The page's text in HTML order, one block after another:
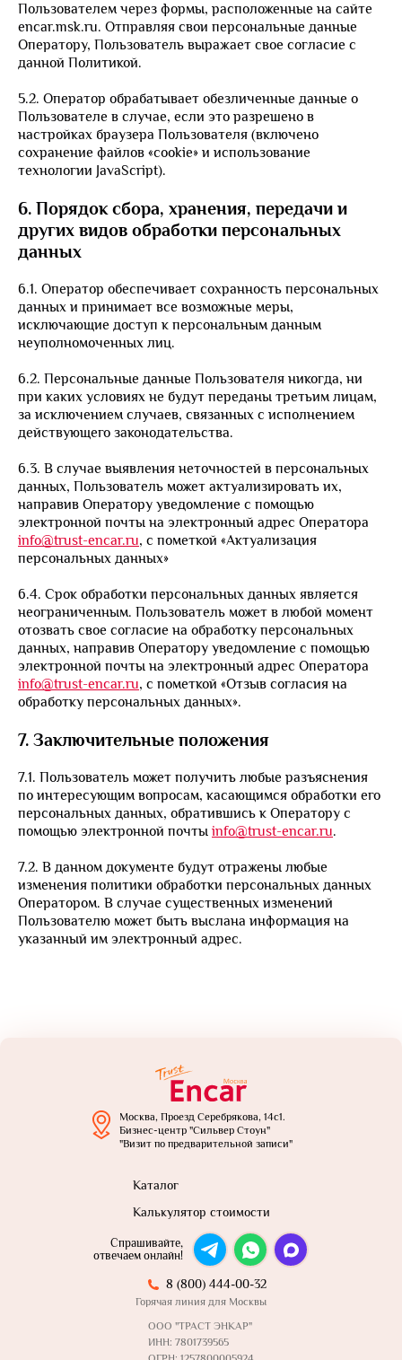
Пользователем через формы, расположенные на сайте
encar.msk.ru. Отправляя свои персональные данные
Оператору, Пользователь выражает свое согласие с
данной Политикой.
5.2. Оператор обрабатывает обезличенные данные о
Пользователе в случае, если это разрешено в
настройках браузера Пользователя (включено
сохранение файлов «cookie» и использование
технологии JavaScript).
6. Порядок сбора, хранения, передачи и
других видов обработки персональных
данных
6.1. Оператор обеспечивает сохранность персональных
данных и принимает все возможные меры,
исключающие доступ к персональным данным
неуполномоченных лиц.
6.2. Персональные данные Пользователя никогда, ни
при каких условиях не будут переданы третьим лицам,
за исключением случаев, связанных с исполнением
действующего законодательства.
6.3. В случае выявления неточностей в персональных
данных, Пользователь может актуализировать их,
направив Оператору уведомление с помощью
электронной почты на электронный адрес Оператора
info@trust-encar.ru, с пометкой «Актуализация
персональных данных»
6.4. Срок обработки персональных данных является
неограниченным. Пользователь может в любой момент
отозвать свое согласие на обработку персональных
данных, направив Оператору уведомление с помощью
электронной почты на электронный адрес Оператора
info@trust-encar.ru, с пометкой «Отзыв согласия на
обработку персональных данных».
7. Заключительные положения
7.1. Пользователь может получить любые разъяснения
по интересующим вопросам, касающимся обработки его
персональных данных, обратившись к Оператору с
помощью электронной почты info@trust-encar.ru.
7.2. В данном документе будут отражены любые
изменения политики обработки персональных данных
Оператором. В случае существенных изменений
Пользователю может быть выслана информация на
указанный им электронный адрес.
Москва, Проезд Серебрякова, 14с1.
Бизнес-центр "Сильвер Стоун"
"Визит по предварительной записи"
Каталог
Калькулятор стоимости
Спрашивайте,
отвечаем онлайн!
8 (800) 444-00-32
Горячая линия для Москвы
ООО "ТРАСТ ЭНКАР"
ИНН: 7801739565